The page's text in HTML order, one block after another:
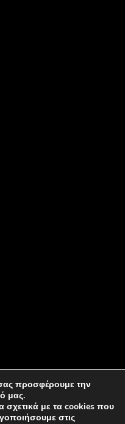
προσφέρουμε την
μας.
σχετικά με τα cookies που
στις